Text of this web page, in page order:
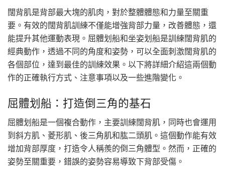
闊背肌是背部最大塊的肌肉，對於整體體態和力量至關重
要。有效的闊背肌訓練不僅能增強背部力量，改善體態，還
能提升其他運動表現。屈體划船和坐姿划船是訓練闊背肌的
經典動作，透過不同的角度和姿勢，可以全面刺激闊背肌的
各個部位，達到最佳的訓練效果。以下將詳細介紹這兩個動
作的正確執行方式、注意事項以及一些進階變化。
屈體划船：打造倒三角的基石
屈體划船是一個複合動作，主要訓練闊背肌，同時也會運用
到斜方肌、菱形肌、後三角肌和肱二頭肌。這個動作能有效
增加背部厚度，打造令人稱羨的倒三角體型。然而，正確的
姿勢至關重要，錯誤的姿勢容易導致下背部受傷。